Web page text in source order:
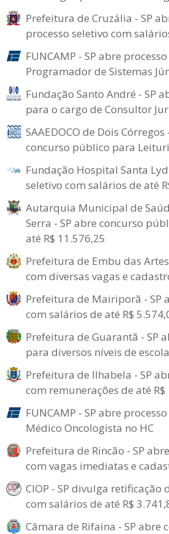
Prefeitura de Cruzália - SP
processo seletivo com
FUNCAMP - SP abre
Programador de Sistemas
Fundação Santo André - SP
para o cargo de Consultor
SAAEDOCO de Dois
concurso público para
Fundação Hospital Santa
seletivo com salários de até
Autarquia Municipal de
Serra - SP abre concurso
até R$ 11.576,25
Prefeitura de Embu das
com diversas vagas e
Prefeitura de Mairiporã - SP
com salários de até R$
Prefeitura de Guarantã - SP
para diversos níveis de
Prefeitura de Ilhabela - SP
com remunerações de até R$
FUNCAMP - SP abre
Médico Oncologista no HC
Prefeitura de Rincão - SP
com vagas imediatas e
CIOP - SP divulga
com salários de até R$
Câmara de Rifaina - SP abre